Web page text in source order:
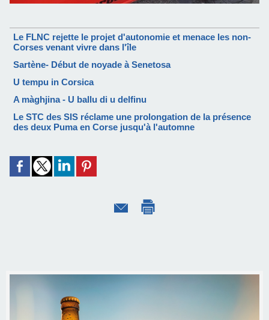
Le FLNC rejette le projet d'autonomie et menace les non-
Corses venant vivre dans l'île
Sartène- Début de noyade à Senetosa
U tempu in Corsica
A màghjina - U ballu di u delfinu
Le STC des SIS réclame une prolongation de la présence
des deux Puma en Corse jusqu'à l'automne